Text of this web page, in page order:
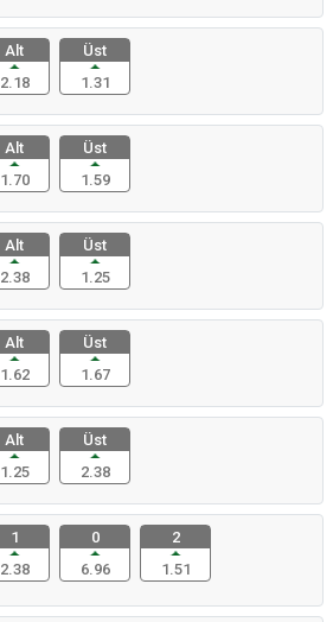
Alt
2.18
Üst
1.31
Alt
1.70
Üst
1.59
Alt
2.38
Üst
1.25
Alt
1.62
Üst
1.67
Alt
1.25
Üst
2.38
1
2.38
0
6.96
2
1.51